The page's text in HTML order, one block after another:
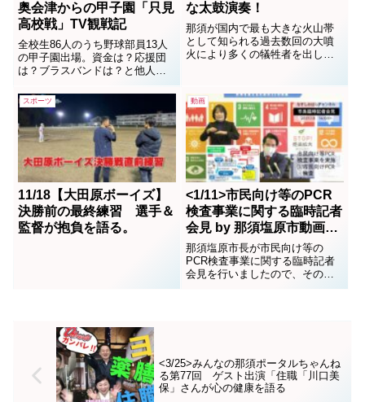
奥会津からの甲子園「只見
高校戦」TV観戦記
全校生86人のうち野球部員13人
の甲子園出場。資金は？応援団
は？ブラスバンドは？と他人事
2020/3/22pm6:30からの試合開
始。シートノックにグランドに
散る選手達。どきどきと感動
で、涙腺が緩む。あんな山奥に
生まれなくて良かったと子供時
には思っていた地域か...
な太鼓演奏！
那須が国内で最も大きな火山帯
として知られる過去数回の大噴
火により多くの犠牲者を出した
スポーツ
11/18【大田原ボーイズ】
決勝前の最終練習 選手＆
監督が抱負を語る。
動画
<1/11>市民向け等のPCR
検査事業に関する臨時記者
会見 by 那須塩原市動画チ
ャンネル(動画）
那須塩原市長が市民向け等の
PCR検査事業に関する臨時記者
会見を行いましたので、その様
<3/25>みんなの那須ポータルちゃんね
る第77回 ゲスト出演「住職「川口美
保」さんが心の健康を語る